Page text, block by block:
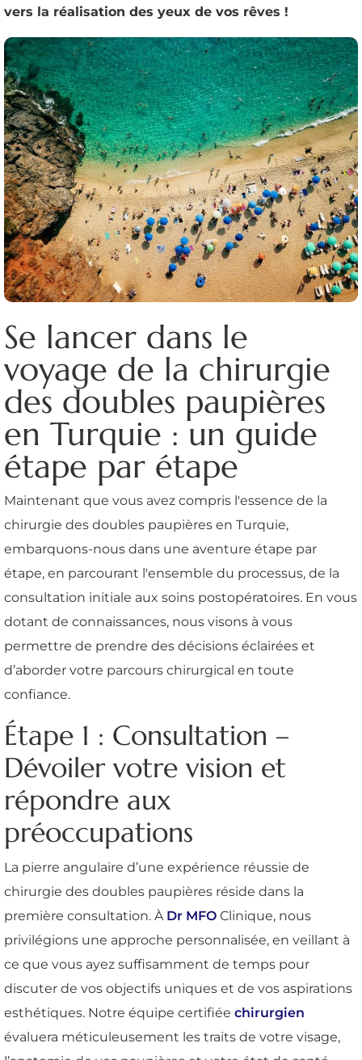
vers la réalisation des yeux de vos rêves !
Se lancer dans le
voyage de la chirurgie
des doubles paupières
en Turquie : un guide
étape par étape
Maintenant que vous avez compris l'essence de la
chirurgie des doubles paupières en Turquie,
embarquons-nous dans une aventure étape par
étape, en parcourant l'ensemble du processus, de la
consultation initiale aux soins postopératoires. En vous
dotant de connaissances, nous visons à vous
permettre de prendre des décisions éclairées et
d’aborder votre parcours chirurgical en toute
confiance.
Étape 1 : Consultation –
Dévoiler votre vision et
répondre aux
préoccupations
La pierre angulaire d’une expérience réussie de
chirurgie des doubles paupières réside dans la
première consultation. À Dr MFO Clinique, nous
privilégions une approche personnalisée, en veillant à
ce que vous ayez suffisamment de temps pour
discuter de vos objectifs uniques et de vos aspirations
esthétiques. Notre équipe certifiée chirurgien
évaluera méticuleusement les traits de votre visage,